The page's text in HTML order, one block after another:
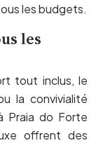
les budgets.
les
tout inclus, le
la convivialité
Praia do Forte
offrent des